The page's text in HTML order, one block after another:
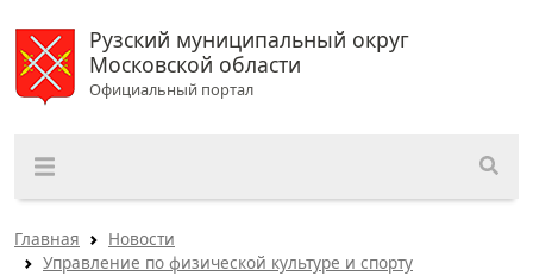
Рузский муниципальный округ
Московской области
Официальный портал
Главная
Новости
Управление по физической культуре и спорту